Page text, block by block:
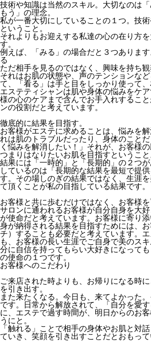
技術や知識は当然のスキル。大切なのは
もう」の理念。
私が一番大切にしていることの１つ。技
ということ。
それよりもお迎えする私達の心の在り方
す。
例えば、「みる」の場合だと３つありま
る
ただ相手を見るのではなく、興味を持ち観
それはお肌の状態や、声のテンションな
て、「看る」は手と目をしっかり使って、
エステティシャンは肌や身体の悩みをケ
様の心のケアまで含んでお手入れするこ
ンの役割だと考えています。
徹底的に結果を目指す。
お客様がエステに求めることは、悩みを
れは肌のトラブルだったり、身体のこと
く悩みを解消したい！」それが、お客様の
つまりはなりたいお肌を目指すということ
結果には「一時的」と「長期的」の２つ
しているのは「長期的な結果を最短で提
す。その場しのぎの結果ではなく、生涯
て頂くことが私の目指している結果です。
お客様と共に歩むだけではなく、お客様を
サロンに通われるお客様が自分自身を大
が使命だと考えています。お客様に寄り
身が納得される結果を目指すためには、
チ）することも必要だと考えています。
も、お客様の長い生涯でご自身で美のス
分に自信を持ってもらい大好きになって
の使命の１つです。
お客様へのこだわり
ご来店された時よりも、お帰りになる時に
を引き出す。
また来たくなる。今日も、来てよかった
です。日常から解放されて、「自分を愛
に、エステで過す時間が、明日からのお
うにと。
「触れる」ことで相手の身体やお肌と対
ていき、笑顔を引き出すことだとおもって